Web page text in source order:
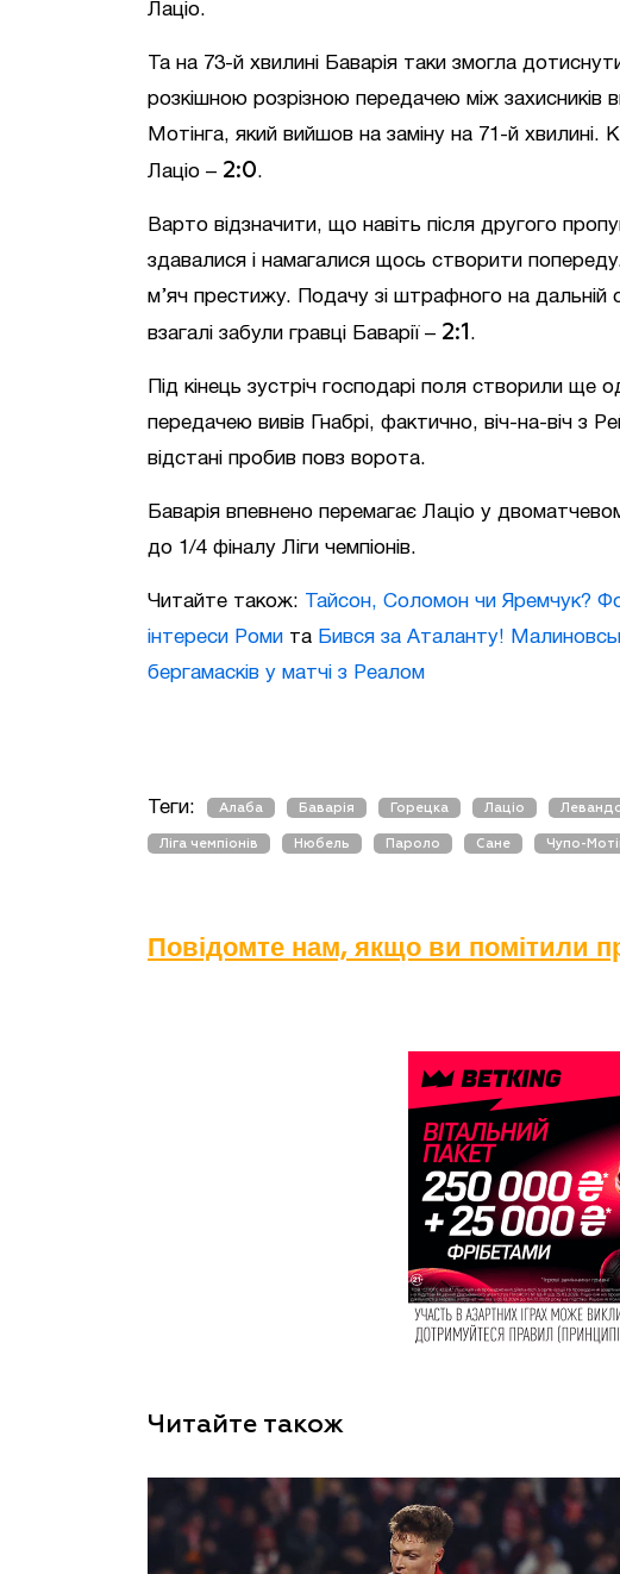
Лаціо.
Та на 73-й хвилині Баварія таки змогла
розкішною розрізною передачею між захисників
Мотінга, який вийшов на заміну на 71-й
Лаціо – 2:0.
Варто відзначити, що навіть після другого
здавалися і намагалися щось створити
м’яч престижу. Подачу зі штрафного на дальній
взагалі забули гравці Баварії – 2:1 .
Під кінець зустріч господарі поля створили
передачею вивів Гнабрі, фактично, віч-на-віч з
відстані пробив повз ворота.
Баварія впевнено перемагає Лаціо у
до 1/4 фіналу Ліги чемпіонів.
Читайте також:
Тайсон, Соломон чи Яремчук?
інтереси Роми та Бився за Аталанту!
бергамасків у матчі з Реалом
Теги: Алаба Баварія Горецка Лаціо
Ліга чемпіонів Нюбель Пароло Сане Чупо-
Повідомте нам, якщо ви помітили
Читайте також